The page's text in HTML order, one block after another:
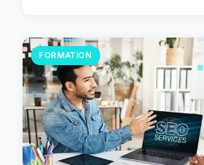
FORMATION